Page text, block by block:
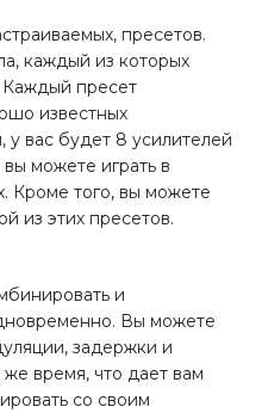
пресетов.
каждый из которых
Каждый пресет
известных
вас будет 8 усилителей
можете играть в
Кроме того, вы можете
из этих пресетов.
и
Вы можете
задержки и
время, что дает вам
со своим